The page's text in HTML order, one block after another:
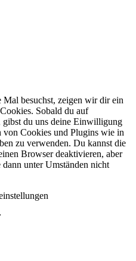
Mal besuchst, zeigen wir dir ein
Sobald du auf
gibst du uns deine Einwilligung
Cookies und Plugins wie in
zu verwenden. Du kannst die
Browser deaktivieren, aber
dann unter Umständen nicht